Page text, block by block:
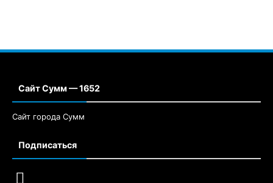
Сайт Сумм — 1652
Сайт города Сумм
Подписаться